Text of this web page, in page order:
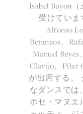
Isabel Bayon
受けていま
Alfonso
Betanzos、
Manuel
Clavijo、Pilar
が出席する。
なダンスでは
ホセ・マヌエ